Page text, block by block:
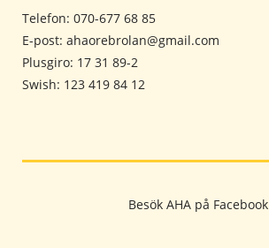
Telefon: 070-677 68 85
E-post: ahaorebrolan@gmail.com
Plusgiro: 17 31 89-2
Swish: 123 419 84 12
Besök AHA på Facebook